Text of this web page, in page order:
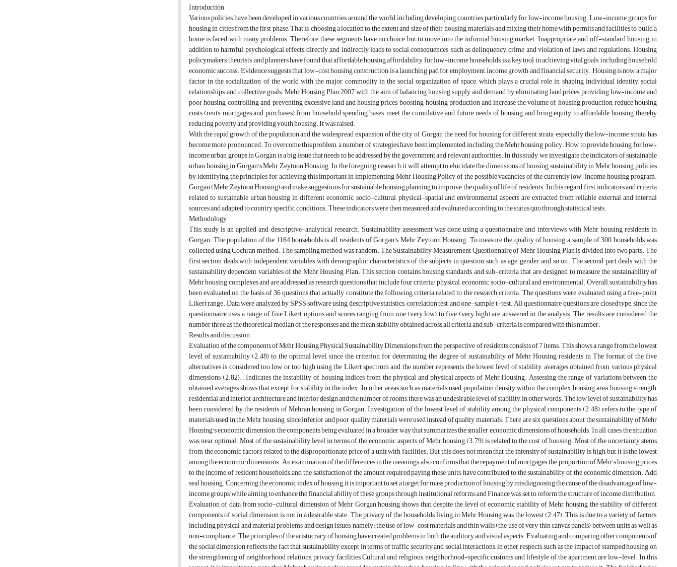
Introduction
Various policies have been developed in various countries around the world, including developing countries, particularly for low-income housing. Low-income groups for
housing in cities from the first phase; That is, choosing a location to the extent and size of their housing, materials, and mixing their home with permits and facilities to build a
home is faced with many problems. Therefore, these segments have no choice but to move into the informal housing market. Inappropriate and off-standard housing, in
addition to harmful psychological effects, directly and indirectly leads to social consequences, such as delinquency, crime and violation of laws and regulations. Housing
policymakers, theorists, and planners have found that affordable housing affordability for low-income households is a key tool in achieving vital goals, including household
economic success. Evidence suggests that low-cost housing construction is a launching pad for employment, income growth and financial security. Housing is now a major
factor in the socialization of the world with the major commodity in the social organization of space, which plays a crucial role in shaping individual identity, social
relationships, and collective goals. Mehr Housing Plan 2007 with the aim of balancing housing supply and demand by eliminating land prices, providing low-income and
poor housing, controlling and preventing excessive land and housing prices, boosting housing production and increase the volume of housing production, reduce housing
costs (rents, mortgages and purchases) from household spending bases, meet the cumulative and future needs of housing, and bring equity to affordable housing, thereby
reducing poverty and providing youth housing. It was raised.
With the rapid growth of the population and the widespread expansion of the city of Gorgan, the need for housing for different strata, especially the low-income strata, has
become more pronounced. To overcome this problem, a number of strategies have been implemented, including the Mehr housing policy. How to provide housing for low-
income urban groups in Gorgan is a big issue that needs to be addressed by the government and relevant authorities. In this study, we investigate the indicators of sustainable
urban housing in Gorgan's Mehr Zeytoon Housing. In the foregoing research, it will attempt to elucidate the dimensions of housing sustainability in Mehr housing policies
by identifying the principles for achieving this important in implementing Mehr Housing Policy of the possible vacancies of the currently low-income housing program.
Gorgan (Mehr Zeytoon Housing) and make suggestions for sustainable housing planning to improve the quality of life of residents. In this regard, first, indicators and criteria
related to sustainable urban housing in different economic, socio-cultural, physical-spatial and environmental aspects are extracted from reliable external and internal
sources and adapted to country specific conditions. These indicators were then measured and evaluated according to the status quo through statistical tests.
Methodology
This study is an applied and descriptive-analytical research. Sustainability assessment was done using a questionnaire and interviews with Mehr housing residents in
Gorgan. The population of the 1164 households is all residents of Gorgan's Mehr Zeytoon Housing. To measure the quality of housing, a sample of 300 households was
collected using Cochran method. The sampling method was random. The Sustainability Measurement Questionnaire of Mehr Housing Plan is divided into two parts. The
first section deals with independent variables with demographic characteristics of the subjects in question, such as age, gender, and so on. The second part deals with the
sustainability dependent variables of the Mehr Housing Plan. This section contains housing standards and sub-criteria that are designed to measure the sustainability of
Mehr housing complexes and are addressed as research questions that include four criteria: physical, economic, socio-cultural and environmental. Overall, sustainability has
been evaluated on the basis of 36 questions that actually constitute the following criteria related to the research criteria. The questions were evaluated using a five-point
Likert range. Data were analyzed by SPSS software using descriptive statistics, correlation test, and one-sample t-test. All questionnaire questions are closed type, since the
questionnaire uses a range of five Likert options and scores ranging from one (very low) to five (very high) are answered in the analysis. The results are considered the
number three as the theoretical median of the responses and the mean stability obtained across all criteria and sub-criteria is compared with this number.
Results and discussion
Evaluation of the components of Mehr Housing Physical Sustainability Dimensions from the perspective of residents consists of 7 items. This shows a range from the lowest
level of sustainability (2.48) to the optimal level, since the criterion for determining the degree of sustainability of Mehr Housing residents in The format of the five
alternatives is considered too low or too high using the Likert spectrum and the number represents the lowest level of stability, averages obtained from various physical
dimensions (2.82). , Indicates the instability of housing indices from the physical and physical aspects of Mehr Housing. Assessing the range of variations between the
obtained averages shows that except for stability in the index. In other areas, such as materials used, population density within the complex, housing area, housing strength,
residential and interior architecture and interior design and the number of rooms, there was an undesirable level of stability, in other words. The low level of sustainability has
been considered by the residents of Mehran housing in Gorgan. Investigation of the lowest level of stability among the physical components (2.48) refers to the type of
materials used in the Mehr housing, since inferior and poor quality materials were used instead of quality materials. There are six questions about the sustainability of Mehr
Housing's economic dimension, the components being evaluated in a broader way that summarizes the smaller economic dimensions of households. In all cases, the situation
was near optimal. Most of the sustainability level in terms of the economic aspects of Mehr housing (3.79) is related to the cost of housing. Most of the uncertainty stems
from the economic factors related to the disproportionate price of a unit with facilities. But this does not mean that the intensity of sustainability is high, but it is the lowest
among the economic dimensions. An examination of the differences in the meanings also confirms that the repayment of mortgages, the proportion of Mehr's housing prices
to the income of resident households, and the satisfaction of the amount required paying these units, have contributed to the sustainability of the economic dimension. Add
seal housing. Concerning the economic index of housing, it is important to set a target for mass production of housing by misdiagnosing the cause of the disadvantage of low-
income groups, while aiming to enhance the financial ability of these groups through institutional reforms and Finance was set to reform the structure of income distribution.
Evaluation of data from socio-cultural dimension of Mehr Gorgan housing shows that, despite the level of economic stability of Mehr housing, the stability of different
components of social dimension is not in a desirable state. The privacy of the households living in Mehr Housing was the lowest (2.47). This is due to a variety of factors,
including physical and material problems and design issues, namely: the use of low-cost materials and thin walls (the use of very thin canvas panels) between units as well as
non-compliance. The principles of the aristocracy of housing have created problems in both the auditory and visual aspects. Evaluating and comparing other components of
the social dimension reflects the fact that sustainability, except in terms of traffic security and social interactions, in other respects, such as the impact of stamped housing on
the strengthening of neighborhood relations, privacy, facilities Cultural and religious, neighborhood-specific customs and lifestyle of the apartment are low-level. In this